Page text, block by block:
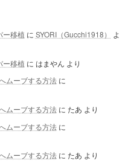
ー移植 に SYORI（Gucchi1918）
よ
ー移植 に はまやん より
ムーブする方法に
ムーブする方法に たあ より
ムーブする方法に
ムーブする方法に たあ より